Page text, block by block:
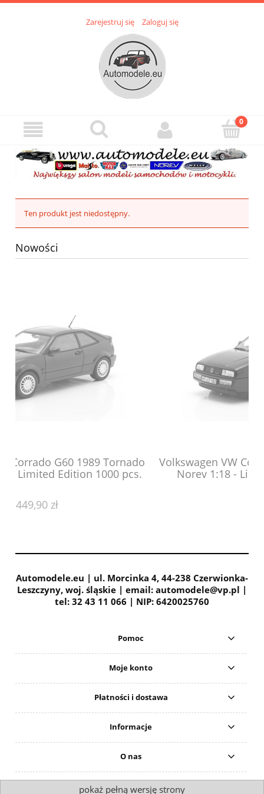
Zarejestruj się Zaloguj się
Ten produkt jest niedostępny.
Nowości
pcs.
Volkswagen VW Corrado VR6 1992 Aqua
Norev 1:18 - Limited Edition 1000 pcs.
Automodele.eu | ul. Morcinka 4, 44-238 Czerwionka-
Leszczyny, woj. śląskie | email: automodele@vp.pl |
tel: 32 43 11 066 | NIP: 6420025760
Pomoc
Moje konto
Płatności i dostawa
Informacje
O nas
pokaż pełną wersję strony